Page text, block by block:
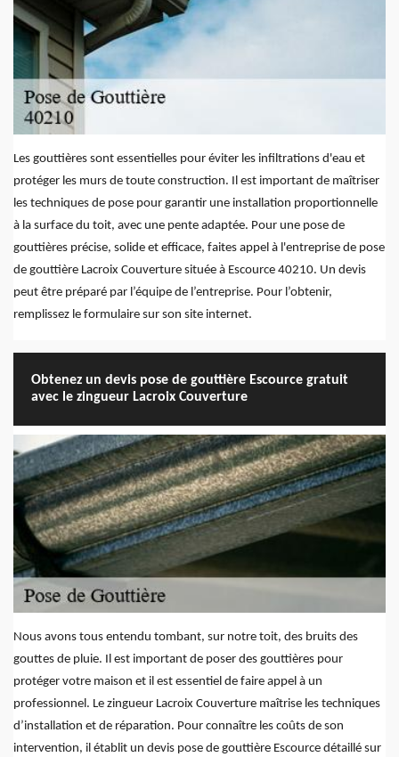
Les gouttières sont essentielles pour éviter les infiltrations d'eau et
protéger les murs de toute construction. Il est important de maîtriser
les techniques de pose pour garantir une installation proportionnelle
à la surface du toit, avec une pente adaptée. Pour une pose de
gouttières précise, solide et efficace, faites appel à l'entreprise de pose
de gouttière Lacroix Couverture située à Escource 40210. Un devis
peut être préparé par l’équipe de l’entreprise. Pour l’obtenir,
remplissez le formulaire sur son site internet.
Obtenez un devis pose de gouttière Escource gratuit
avec le zingueur Lacroix Couverture
Nous avons tous entendu tombant, sur notre toit, des bruits des
gouttes de pluie. Il est important de poser des gouttières pour
protéger votre maison et il est essentiel de faire appel à un
professionnel. Le zingueur Lacroix Couverture maîtrise les techniques
d’installation et de réparation. Pour connaître les coûts de son
intervention, il établit un devis pose de gouttière Escource détaillé sur